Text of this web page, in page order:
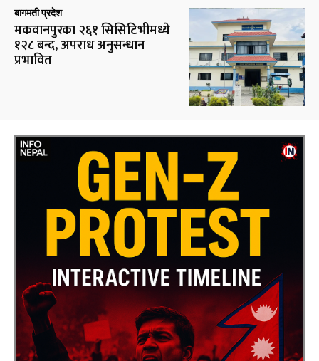
बागमती प्रदेश
मकवानपुरका २६१ सिसिटिभीमध्ये
१२८ बन्द, अपराध अनुसन्धान
प्रभावित